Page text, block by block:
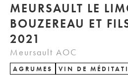
MEURSAULT LE
BOUZEREAU ET
2021
Meursault AOC
AGRUMES VIN DE